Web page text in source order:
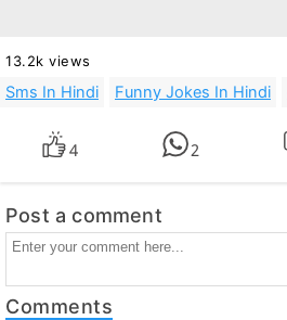
13.2k views
Sms In Hindi Funny Jokes In Hindi
4 2
Post a comment
Comments